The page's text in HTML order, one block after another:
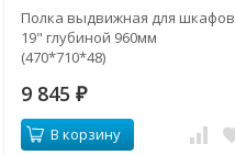
Полка выдвижная для шкафов
19" глубиной 960мм
(470*710*48)
9 845 ₽
В корзину